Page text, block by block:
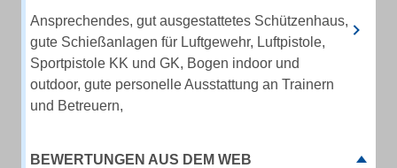
Ansprechendes, gut ausgestattetes Schützenhaus,
gute Schießanlagen für Luftgewehr, Luftpistole,
Sportpistole KK und GK, Bogen indoor und
outdoor, gute personelle Ausstattung an Trainern
und Betreuern,
BEWERTUNGEN AUS DEM WEB